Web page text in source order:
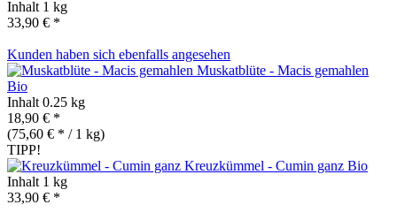
Inhalt 1 kg
33,90 € *
Kunden haben sich ebenfalls angesehen
Muskatblüte - Macis gemahlen
Bio
Inhalt 0.25 kg
18,90 € *
(75,60 € * / 1 kg)
TIPP!
Kreuzkümmel - Cumin ganz Bio
Inhalt 1 kg
33,90 € *